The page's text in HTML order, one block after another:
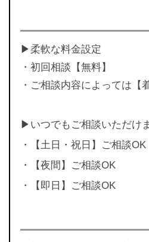
▶︎柔軟な料金設定
・初回相談【無料】
・ご相談内容によっては【
▶︎いつでもご相談いただけ
・【土日・祝日】ご相談OK
・【夜間】ご相談OK
・【即日】ご相談OK